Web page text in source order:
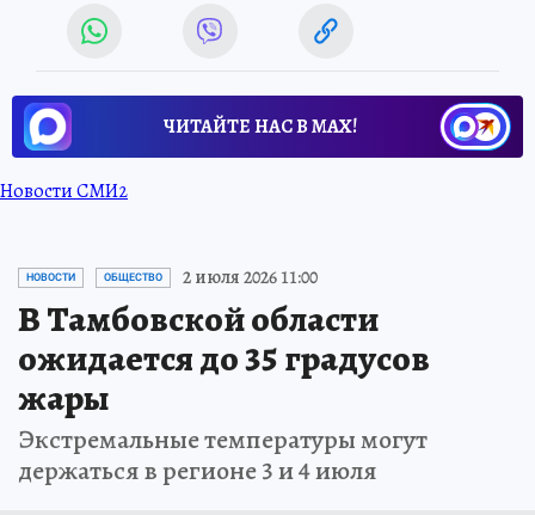
ЧИТАЙТЕ НАС В МАХ!
Новости СМИ2
НОВОСТИ ОБЩЕСТВО 2 июля 2026 11:00
В Тамбовской области
ожидается до 35 градусов
жары
Экстремальные температуры могут
держаться в регионе 3 и 4 июля